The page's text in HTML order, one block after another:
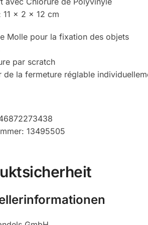
11 x 2 x 12 cm
Molle pour la fixation des objets
par scratch
de la fermeture réglable
13495505